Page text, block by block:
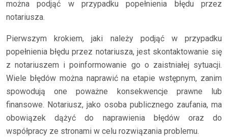
można podjąć w przypadku popełnienia błędu przez
notariusza.
Pierwszym krokiem, jaki należy podjąć w przypadku
popełnienia błędu przez notariusza, jest skontaktowanie się
z notariuszem i poinformowanie go o zaistniałej sytuacji.
Wiele błędów można naprawić na etapie wstępnym, zanim
spowodują one poważne konsekwencje prawne lub
finansowe. Notariusz, jako osoba publicznego zaufania, ma
obowiązek dążyć do naprawienia błędów oraz do
współpracy ze stronami w celu rozwiązania problemu.